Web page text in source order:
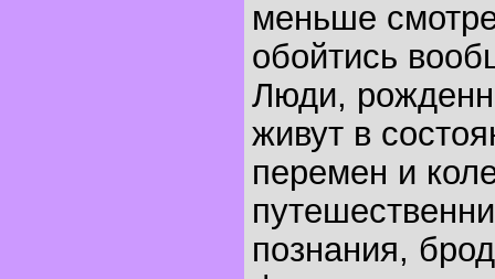
меньше
обойтись
Люди,
живут в
перемен и
познания,